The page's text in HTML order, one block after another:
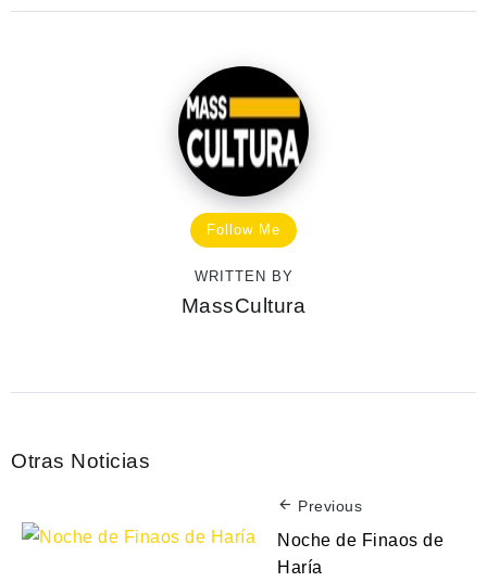
Follow Me
WRITTEN BY
MassCultura
Otras Noticias
Previous
Noche de Finaos de
Haría